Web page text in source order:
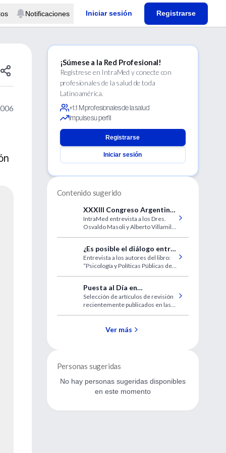
Notificaciones Iniciar sesión Registrarse
¡Súmese a la Red Profesional!
Regístrese en IntraMed y conecte con
profesionales de la salud de toda
Latinoamérica.
+1.1 M profesionales de la salud
Impulse su perfil
Registrarse
Iniciar sesión
Contenido sugerido
XXXIII Congreso Argentino
de Cardiología
IntraMed entrevista a los Dres.
Osvaldo Masoli y Alberto Villamil,
¿Es posible el diálogo entre
médicos y psicólogos?
Entrevista a los autores del libro:
“Psicología y Políticas Públicas de
Puesta al Día en
Emergencia
Selección de artículos de revisión
recientemente publicados en las
Ver más
Personas sugeridas
No hay personas sugeridas disponibles
en este momento